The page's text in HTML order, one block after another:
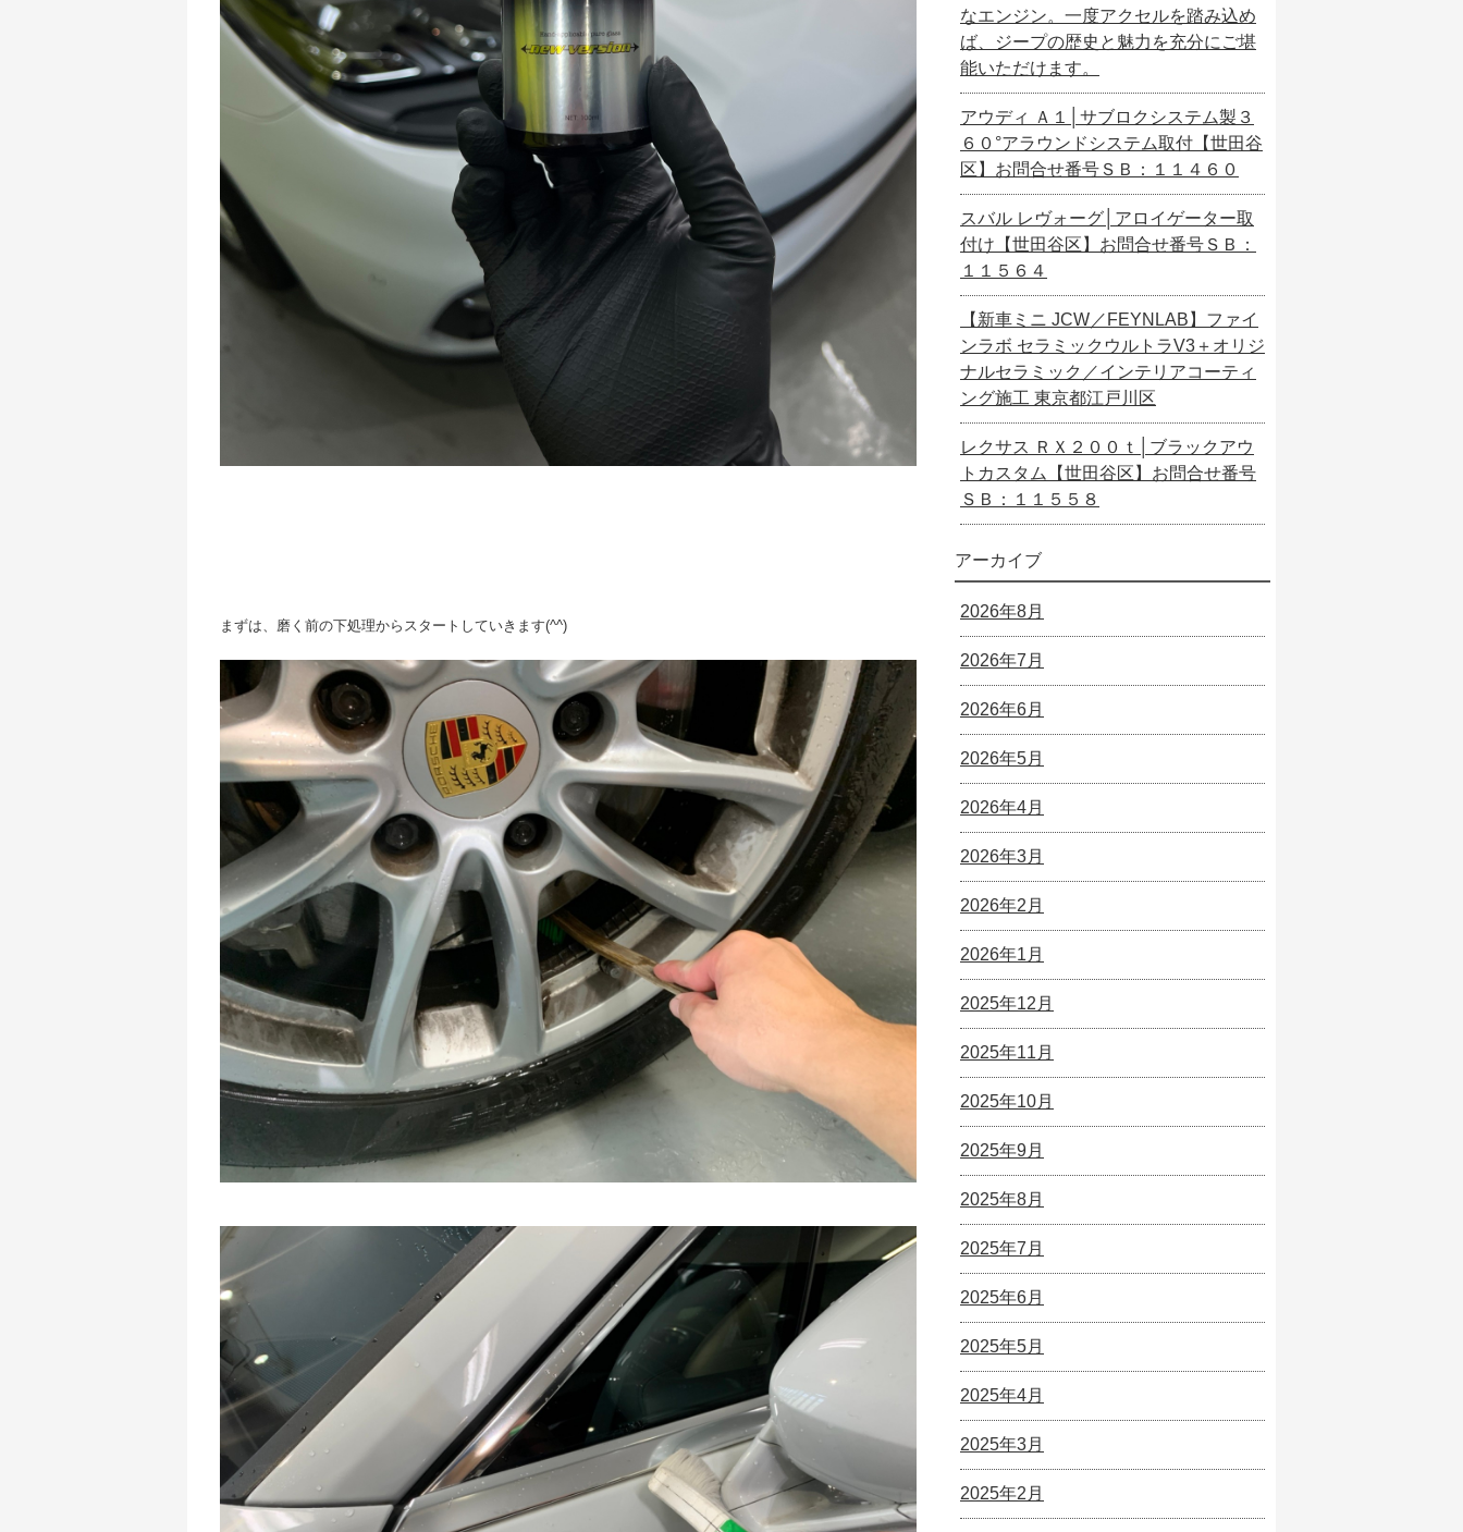
まずは、磨く前の下処理からスタートしていきます(^^)
なエンジン。一度アクセルを踏み込め
ば、ジープの歴史と魅力を充分にご堪
能いただけます。
アウディ Ａ１│サブロクシステム製３
６０°アラウンドシステム取付【世田谷
区】お問合せ番号ＳＢ：１１４６０
スバル レヴォーグ│アロイゲーター取
付け【世田谷区】お問合せ番号ＳＢ：
１１５６４
【新車ミニ JCW／FEYNLAB】ファイ
ンラボ セラミックウルトラV3＋オリジ
ナルセラミック／インテリアコーティ
ング施工 東京都江戸川区
レクサス ＲＸ２００ｔ│ブラックアウ
トカスタム【世田谷区】お問合せ番号
ＳＢ：１１５５８
アーカイブ
2026年8月
2026年7月
2026年6月
2026年5月
2026年4月
2026年3月
2026年2月
2026年1月
2025年12月
2025年11月
2025年10月
2025年9月
2025年8月
2025年7月
2025年6月
2025年5月
2025年4月
2025年3月
2025年2月